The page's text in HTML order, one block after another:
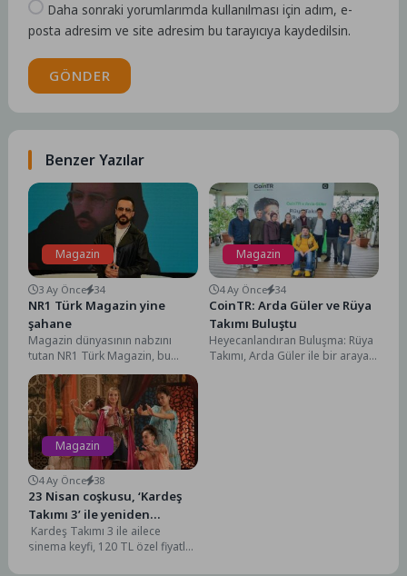
Daha sonraki yorumlarımda kullanılması için adım, e-
posta adresim ve site adresim bu tarayıcıya kaydedilsin.
GÖNDER
Benzer Yazılar
Magazin
3 Ay Önce 34
NR1 Türk Magazin yine
şahane
Magazin dünyasının nabzını
tutan NR1 Türk Magazin, bu
hafta da gündem yaratacak özel
dosyalarıyla ekranlara...
Magazin
4 Ay Önce 34
CoinTR: Arda Güler ve Rüya
Takımı Buluştu
Heyecanlandıran Buluşma: Rüya
Takımı, Arda Güler ile bir araya
Magazin
4 Ay Önce 38
23 Nisan coşkusu, ‘Kardeş
Takımı 3’ ile yeniden
sinemalarda
Kardeş Takımı 3 ile ailece
sinema keyfi, 120 TL özel fiyatla